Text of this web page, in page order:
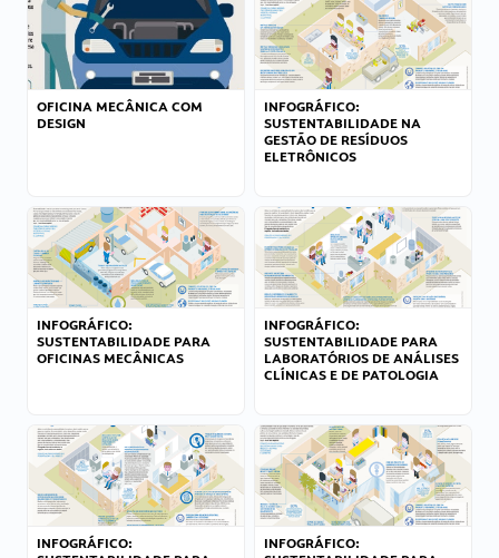
OFICINA MECÂNICA COM
DESIGN
INFOGRÁFICO:
SUSTENTABILIDADE NA
GESTÃO DE RESÍDUOS
ELETRÔNICOS
INFOGRÁFICO:
SUSTENTABILIDADE PARA
OFICINAS MECÂNICAS
INFOGRÁFICO:
SUSTENTABILIDADE PARA
LABORATÓRIOS DE ANÁLISES
CLÍNICAS E DE PATOLOGIA
INFOGRÁFICO:
INFOGRÁFICO: